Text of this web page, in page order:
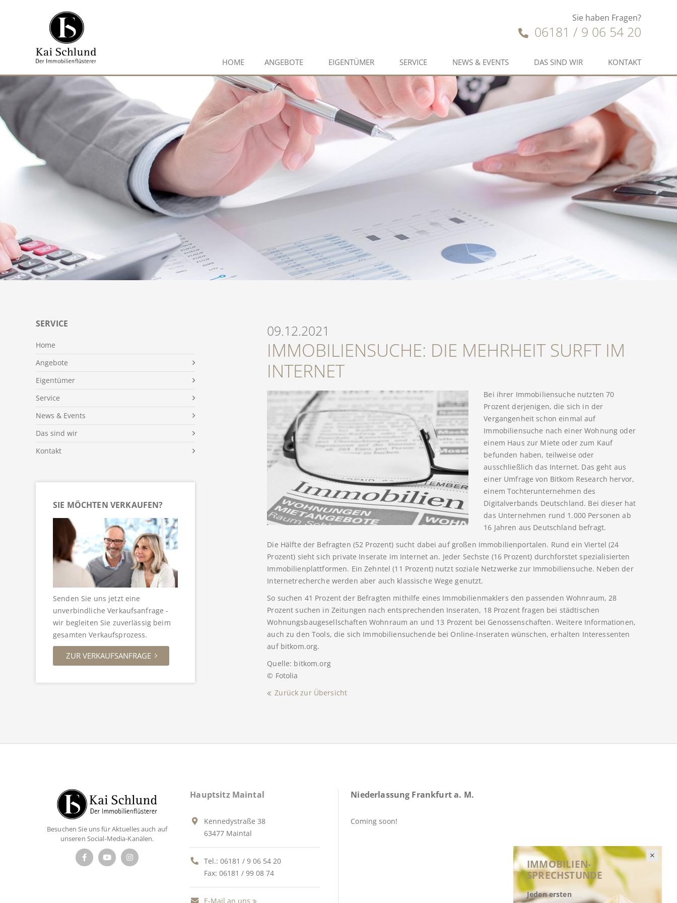
Sie haben Fragen?
06181 / 9 06 54 20
HOME ANGEBOTE EIGENTÜMER SERVICE NEWS & EVENTS DAS SIND WIR KONTAKT
SERVICE
Home
Angebote
Eigentümer
Service
News & Events
Das sind wir
Kontakt
SIE MÖCHTEN VERKAUFEN?
Senden Sie uns jetzt eine
unverbindliche Verkaufsanfrage -
wir begleiten Sie zuverlässig beim
gesamten Verkaufsprozess.
ZUR VERKAUFSANFRAGE
09.12.2021
IMMOBILIENSUCHE: DIE MEHRHEIT SURFT IM
INTERNET
Bei ihrer Immobiliensuche nutzten 70
Prozent derjenigen, die sich in der
Vergangenheit schon einmal auf
Immobiliensuche nach einer Wohnung oder
einem Haus zur Miete oder zum Kauf
befunden haben, teilweise oder
ausschließlich das Internet. Das geht aus
einer Umfrage von Bitkom Research hervor,
einem Tochterunternehmen des
Digitalverbands Deutschland. Bei dieser hat
das Unternehmen rund 1.000 Personen ab
16 Jahren aus Deutschland befragt.
Die Hälfte der Befragten (52 Prozent) sucht dabei auf großen Immobilienportalen. Rund ein Viertel (24
Prozent) sieht sich private Inserate im Internet an. Jeder Sechste (16 Prozent) durchforstet spezialisierten
Immobilienplattformen. Ein Zehntel (11 Prozent) nutzt soziale Netzwerke zur Immobiliensuche. Neben der
Internetrecherche werden aber auch klassische Wege genutzt.
So suchen 41 Prozent der Befragten mithilfe eines Immobilienmaklers den passenden Wohnraum, 28
Prozent suchen in Zeitungen nach entsprechenden Inseraten, 18 Prozent fragen bei städtischen
Wohnungsbaugesellschaften Wohnraum an und 13 Prozent bei Genossenschaften. Weitere Informationen,
auch zu den Tools, die sich Immobiliensuchende bei Online-Inseraten wünschen, erhalten Interessenten
auf bitkom.org.
Quelle: bitkom.org
© Fotolia
Zurück zur Übersicht
IMMOBILIEN-
SPRECHSTUNDE
Jeden ersten
Besuchen Sie uns für Aktuelles auch auf
unseren Social-Media-Kanälen.
Hauptsitz Maintal
Kennedystraße 38
63477 Maintal
Tel.:06181 / 9 06 54 20
Fax: 06181 / 99 08 74
E-Mail an uns
Niederlassung Frankfurt a. M.
Coming soon!